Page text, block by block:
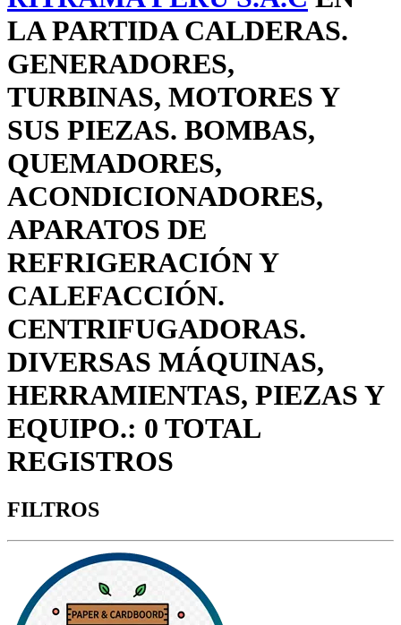
LA PARTIDA CALDERAS.
GENERADORES,
TURBINAS, MOTORES Y
SUS PIEZAS. BOMBAS,
QUEMADORES,
ACONDICIONADORES,
APARATOS DE
REFRIGERACIÓN Y
CALEFACCIÓN.
CENTRIFUGADORAS.
DIVERSAS MÁQUINAS,
HERRAMIENTAS, PIEZAS Y
EQUIPO.: 0 TOTAL
REGISTROS
FILTROS